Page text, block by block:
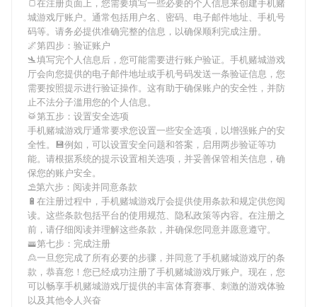
城游戏厅账户。通常包括用户名、密码、电子邮件地址、手机号
码等。请务必提供准确完整的信息，以确保顺利完成注册。
🌌第四步：验证账户
🛬填写完个人信息后，您可能需要进行账户验证。 手机赌城游戏
厅会向您提供的电子邮件地址或手机号码发送一条验证信息，您
需要按照提示进行验证操作。这有助于确保账户的安全性，并防
止不法分子滥用您的个人信息。
🥁第五步：设置安全选项
手机赌城游戏厅通常要求您设置一些安全选项，以增强账户的安
全性。💾例如，可以设置安全问题和答案，启用两步验证等功
能。请根据系统的提示设置相关选项，并妥善保管相关信息，确
保您的账户安全。
⛱第六步：阅读并同意条款
🔋在注册过程中， 手机赌城游戏厅会提供使用条款和规定供您阅
读。这些条款包括平台的使用规范、隐私政策等内容。在注册之
前，请仔细阅读并理解这些条款，并确保您同意并愿意遵守。
🚟第七步：完成注册
🙎一旦您完成了所有必要的步骤，并同意了手机赌城游戏厅的条
款，恭喜您！您已经成功注册了手机赌城游戏厅账户。现在，您
可以畅享手机赌城游戏厅提供的丰富体育赛事、刺激的游戏体验
以及其他令人兴奋